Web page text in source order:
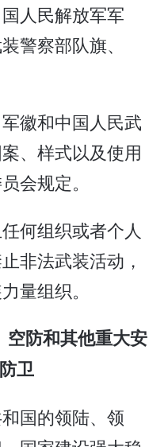
人民解放军军
警察部队旗、
徽和中国人民武
、样式以及使用
会规定。
何组织或者个人
非法武装活动，
量组织。
防和其他重大安
卫
国的领陆、领